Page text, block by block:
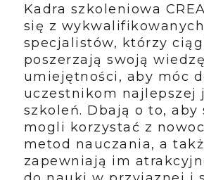
Kadra szkoleniowa
się z wykwalifikowanych
specjalistów, którzy
poszerzają swoją
umiejętności, aby móc
uczestnikom najlepszej
szkoleń. Dbają o to, aby
mogli korzystać z
metod nauczania, a
zapewniają im